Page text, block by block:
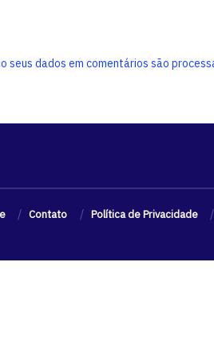
seus dados em comentários são
Contato Política de Privacidade